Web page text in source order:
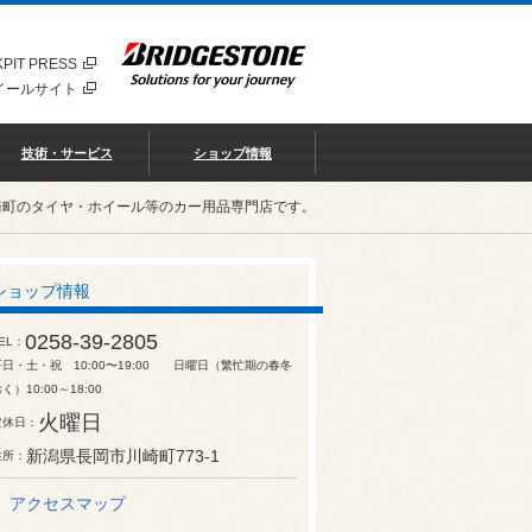
PRESS
ルサイト
技術・サービス ショップ情報
のタイヤ・ホイール等のカー用品専門店です。
ョップ情報
0258-39-2805
日・土・祝 10:00〜19:00 日曜日（繁忙期の春冬
く）10:00～18:00
日 火曜日
所 新潟県長岡市川崎町773-1
アクセスマップ